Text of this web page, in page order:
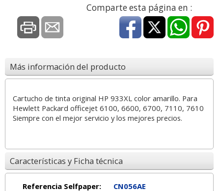
Comparte esta página en :
Más información del producto
Cartucho de tinta original HP 933XL color amarillo. Para
Hewlett Packard officejet 6100, 6600, 6700, 7110, 7610
Siempre con el mejor servicio y los mejores precios.
Características y Ficha técnica
Referencia Selfpaper:
CN056AE